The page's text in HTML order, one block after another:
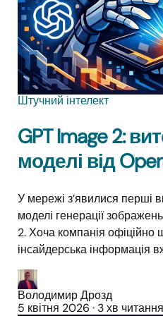
Штучний інтелект
GPT Image 2:
моделі від
У мережі з’явилися перші
моделі генерації
2. Хоча компанія офіційно
інсайдерська інформація
Володимир Дрозд
5 квітня 2026 · 3 хв читання